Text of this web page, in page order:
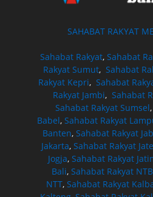
SAHABAT RAKYAT
Sahabat Rakyat, Sahabat
Rakyat Sumut, Sahabat
Rakyat Kepri,Sahabat
Rakyat Jambi, Sahabat
Sahabat Rakyat Sumsel,
Babel,Sahabat Rakyat
Banten,Sahabat Rakyat
Jakarta, Sahabat Rakyat
Jogja, Sahabat Rakyat
Bali,Sahabat Rakyat NTB
NTT,Sahabat Rakyat